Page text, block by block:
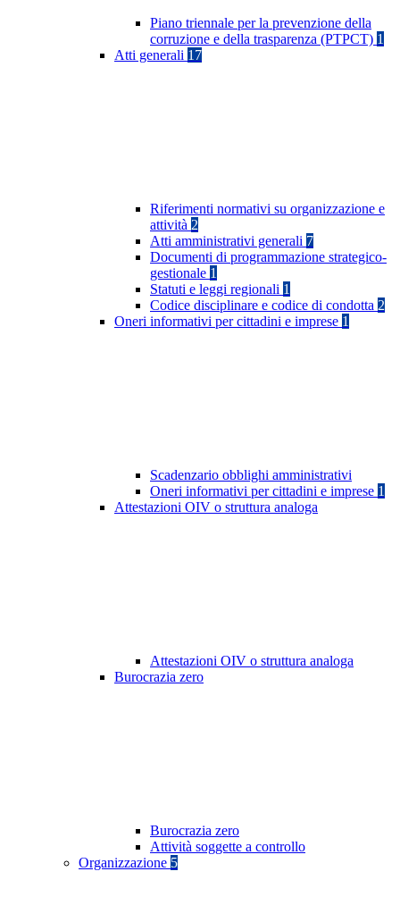
Piano triennale per la prevenzione della
corruzione e della trasparenza (PTPCT) 1
Atti generali 17
Riferimenti normativi su organizzazione e
attività 2
Atti amministrativi generali 7
Documenti di programmazione strategico-
gestionale 1
Statuti e leggi regionali 1
Codice disciplinare e codice di condotta 2
Oneri informativi per cittadini e imprese 1
Scadenzario obblighi amministrativi
Oneri informativi per cittadini e imprese 1
Attestazioni OIV o struttura analoga
Attestazioni OIV o struttura analoga
Burocrazia zero
Burocrazia zero
Attività soggette a controllo
Organizzazione 5